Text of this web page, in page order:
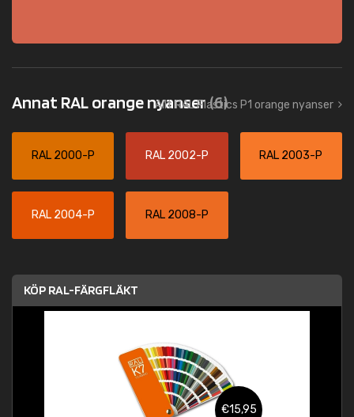
Annat RAL orange nyanser(6)
Allt RAL Plastics P1 orange nyanser
RAL 2000-P RAL 2002-P RAL 2003-P
RAL 2004-P RAL 2008-P
KÖP RAL-FÄRGFLÄKT
€15,95